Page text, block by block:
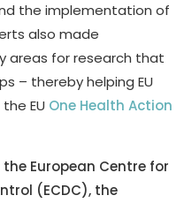
the implementation of
also made
areas for research that
– thereby helping EU
EU One Health Action
European Centre for
(ECDC), the